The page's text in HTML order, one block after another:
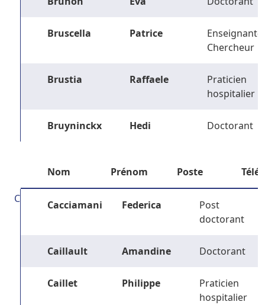
Bruscella Patrice
Enseignant-
Chercheur
Brustia Raffaele
Praticien
hospitalier
Bruyninckx Hedi Doctorant
Nom Prénom Poste
C Cacciamani Federica
Post
doctorant
Caillault Amandine Doctorant
Caillet Philippe
Praticien
hospitalier